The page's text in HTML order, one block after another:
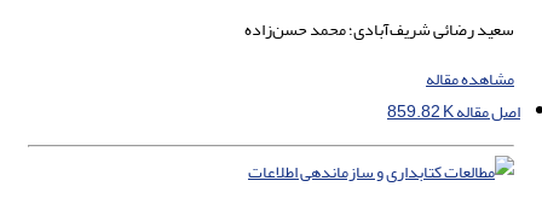
سعید رضائی شریف‌آبادی؛ محمد حسن‌زاده
مشاهده مقاله
اصل مقاله859.82 K